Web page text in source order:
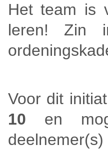
Het team is
leren! Zin
Voor dit
10 en